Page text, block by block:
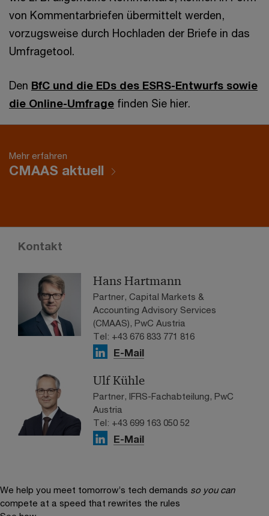
von Kommentarbriefen übermittelt werden,
vorzugsweise durch Hochladen der Briefe in das
Umfragetool.
Den BfC und die EDs des ESRS-Entwurfs sowie
die Online-Umfrage finden Sie hier.
Mehr erfahren
CMAAS aktuell
Kontakt
Hans Hartmann
Partner, Capital Markets &
Accounting Advisory Services
(CMAAS), PwC Austria
Tel: +43 676 833 771 816
E-Mail
Ulf Kühle
Partner, IFRS-Fachabteilung, PwC
Austria
Tel: +43 699 163 050 52
E-Mail
We help you meet tomorrow’s tech demands so you can
compete at a speed that rewrites the rules